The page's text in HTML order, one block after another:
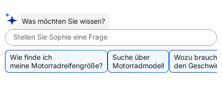
Was möchten Sie wissen?
Stellen Sie Sophie eine Frage
Wie finde ich
meine Motorradreifengröße?
Suche über
Motorradmodell
Wozu
den